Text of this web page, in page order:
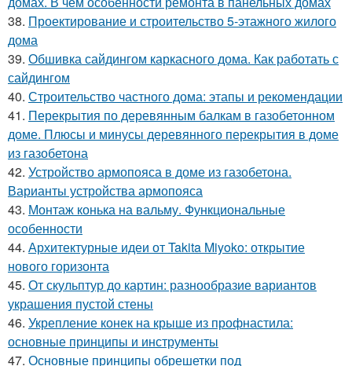
38. Проектирование и строительство 5-этажного жилого
дома
39. Обшивка сайдингом каркасного дома. Как работать с
сайдингом
40. Строительство частного дома: этапы и рекомендации
41. Перекрытия по деревянным балкам в газобетонном
доме. Плюсы и минусы деревянного перекрытия в доме
из газобетона
42. Устройство армопояса в доме из газобетона.
Варианты устройства армопояса
43. Монтаж конька на вальму. Функциональные
особенности
44. Архитектурные идеи от Takita Miyoko: открытие
нового горизонта
45. От скульптур до картин: разнообразие вариантов
украшения пустой стены
46. Укрепление конек на крыше из профнастила:
основные принципы и инструменты
47. Основные принципы обрешетки под